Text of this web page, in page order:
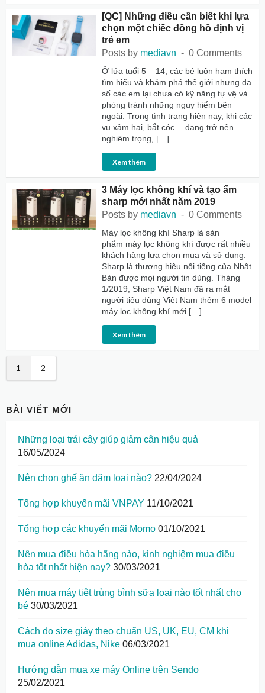
[QC] Những điều cần biết khi lựa
chọn một chiếc đồng hồ định vị
trẻ em
Posts by mediavn 0 Comments
Ở lứa tuổi 5 – 14, các bé luôn ham thích
tìm hiểu và khám phá thế giới nhưng đa
số các em lại chưa có kỹ năng tự vệ và
phòng tránh những nguy hiểm bên
ngoài. Trong tình trạng hiện nay, khi các
vụ xâm hại, bắt cóc… đang trở nên
nghiêm trọng, […]
Xem thêm
3 Máy lọc không khí và tạo ẩm
sharp mới nhất năm 2019
Posts by mediavn 0 Comments
Máy lọc không khí Sharp là sản
phẩm máy lọc không khí được rất nhiều
khách hàng lựa chọn mua và sử dụng.
Sharp là thương hiệu nổi tiếng của Nhật
Bản được mọi người tin dùng. Tháng
1/2019, Sharp Việt Nam đã ra mắt
người tiêu dùng Việt Nam thêm 6 model
máy lọc không khí mới […]
Xem thêm
1 2
BÀI VIẾT MỚI
Những loại trái cây giúp giảm cân hiệu quả
16/05/2024
Nên chọn ghế ăn dặm loại nào? 22/04/2024
Tổng hợp khuyến mãi VNPAY 11/10/2021
Tổng hợp các khuyến mãi Momo 01/10/2021
Nên mua điều hòa hãng nào, kinh nghiệm mua điều
hòa tốt nhất hiện nay? 30/03/2021
Nên mua máy tiệt trùng bình sữa loại nào tốt nhất cho
bé 30/03/2021
Cách đo size giày theo chuẩn US, UK, EU, CM khi
mua online Adidas, Nike 06/03/2021
Hướng dẫn mua xe máy Online trên Sendo
25/02/2021